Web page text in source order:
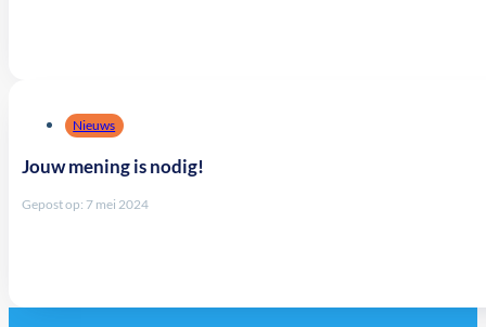
Nieuws
Jouw mening is nodig!
Gepost op: 7 mei 2024